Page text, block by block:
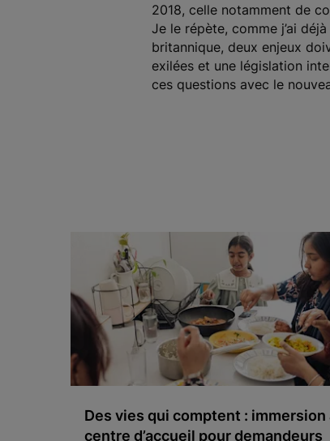
2018, celle notamment de
Je le répète, comme j’ai
britannique, deux enjeux
exilées et une législation
ces questions avec le
Des vies qui comptent : immersion
centre d’accueil pour demandeurs